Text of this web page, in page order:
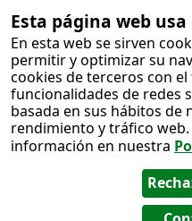
Esta página web
En esta web se sirven
permitir y optimizar su
cookies de terceros con
funcionalidades de redes
basada en sus hábitos de
rendimiento y tráfico
información en nuestra